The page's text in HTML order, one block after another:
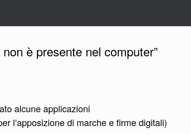
è presente nel computer”
alcune applicazioni
l’apposizione di marche e firme digitali)